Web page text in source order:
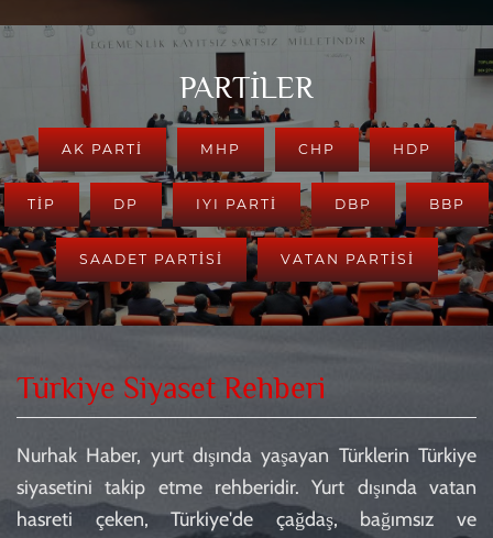
PARTİLER
AK PARTI MHP CHP HDP
TİP DP IYI PARTİ DBP BBP
SAADET PARTİSİ VATAN PARTİSİ
Türkiye Siyaset Rehberi
Nurhak Haber, yurt dışında yaşayan Türklerin Türkiye
siyasetini takip etme rehberidir. Yurt dışında vatan
hasreti çeken, Türkiye'de çağdaş, bağımsız ve